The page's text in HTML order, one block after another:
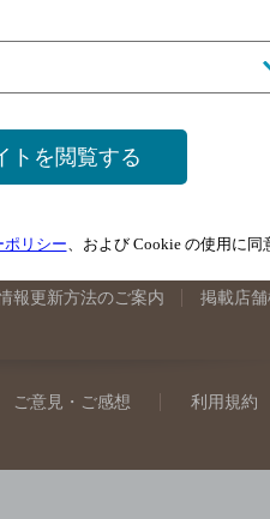
山口県のバー検索
報更新方法のご案内 掲載店
ご意見・ご感想 利用規約
トを閲覧する
ポリシー、および Cookie の使用に同